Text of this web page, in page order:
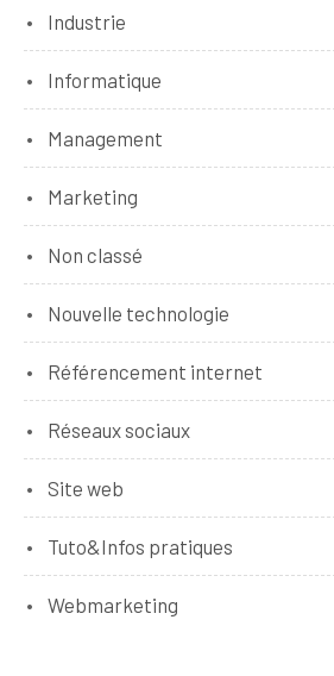
Industrie
Informatique
Management
Marketing
Non classé
Nouvelle technologie
Référencement internet
Réseaux sociaux
Site web
Tuto&Infos pratiques
Webmarketing